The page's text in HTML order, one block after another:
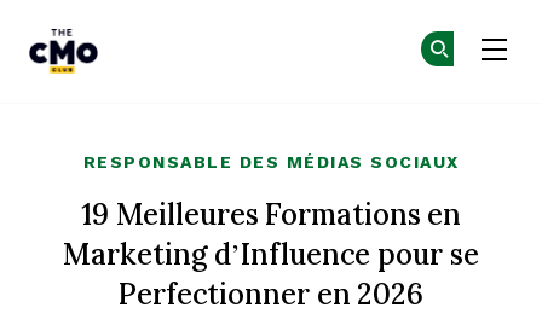
RESPONSABLE DES MÉDIAS SOCIAUX
19 Meilleures Formations en
Marketing d’Influence pour se
Perfectionner en 2026